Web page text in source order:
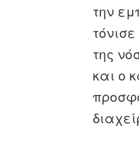
την
της
και ο